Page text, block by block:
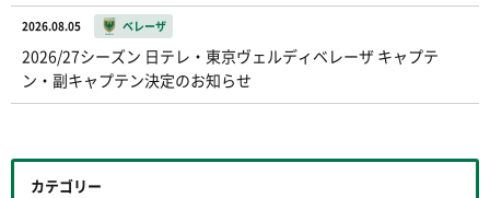
2026.08.05 ベレーザ
2026/27シーズン 日テレ・東京ヴェルディベレーザ キャプテ
ン・副キャプテン決定のお知らせ
カテゴリー